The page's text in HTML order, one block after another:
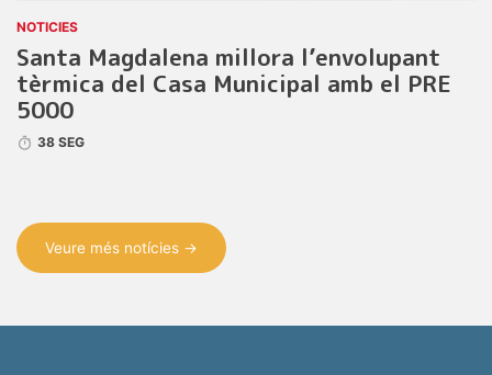
NOTICIES
Santa Magdalena millora l’envolupant
tèrmica del Casa Municipal amb el PRE
5000
38 SEG
Veure més notícies →